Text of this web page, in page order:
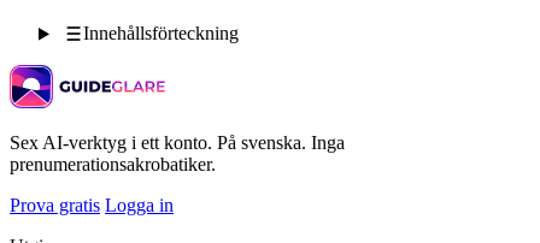
Innehållsförteckning
Sex AI-verktyg i ett konto. På svenska. Inga
prenumerationsakrobatiker.
Prova gratis Logga in